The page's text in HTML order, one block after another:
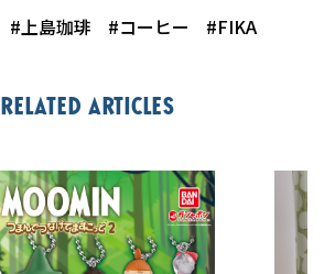
#上島珈琲 #コーヒー #FIKA
Related articles